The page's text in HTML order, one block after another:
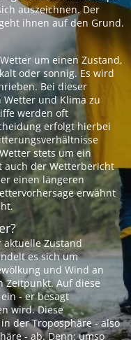
auszeichnen. Der
ihnen auf den Grund.
um einen Zustand,
oder sonnig. Es wird
Bei dieser
Wetter und Klima zu
werden oft
erfolgt hierbei
stets um ein
auch der Wetterbericht
einen längeren
erwähnt
aktuelle Zustand
es sich um
und Wind an
Zeitpunkt. Auf diese
- er besagt
wird. Diese
der Troposphäre - also
- ab. Denn: umso